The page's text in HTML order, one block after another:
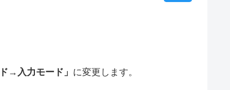
→入力モード」 に変更します。